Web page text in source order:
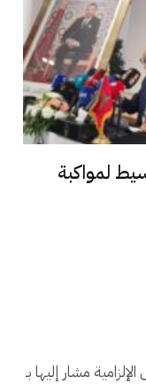
لمواكبة
مشار إليها بـ